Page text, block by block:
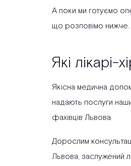
А поки ми готуємо
що розповімо нижче.
Які
Якісна медична
надають послуги
фахівців Львова.
Дорослим
Львова, заслужений